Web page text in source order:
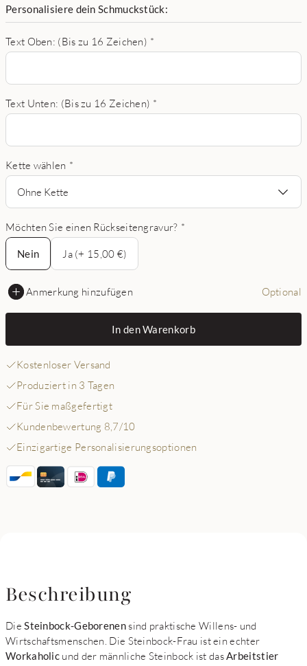
Personalisiere dein Schmuckstück:
Text Oben: (Bis zu 16 Zeichen) *
Text Unten: (Bis zu 16 Zeichen) *
Kette wählen *
Ohne Kette
Möchten Sie einen Rückseitengravur? *
Nein
Nein
Ja (+ 15,00 €)
Anmerkung hinzufügen Optional
In den Warenkorb
Kostenloser Versand
Produziert in 3 Tagen
Für Sie maßgefertigt
Kundenbewertung 8,7/10
Einzigartige Personalisierungsoptionen
Beschreibung
DieSteinbock-Geborenensind praktische Willens- und
Wirtschaftsmenschen. Die Steinbock-Frau ist ein echter
Workaholic und der männliche Steinbock ist dasArbeitstier